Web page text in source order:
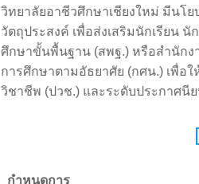
วิทยาลัยอาชีวศึกษาเชียงใหม่ มีนโ
วัตถุประสงค์ เพื่อส่งเสริมนักเรียน
ศึกษาขั้นพื้นฐาน (สพฐ.) หรือสำนักง
การศึกษาตามอัธยาศัย (กศน.) เพื่อ
วิชาชีพ (ปวช.) และระดับประกาศนี
กำหนดการ